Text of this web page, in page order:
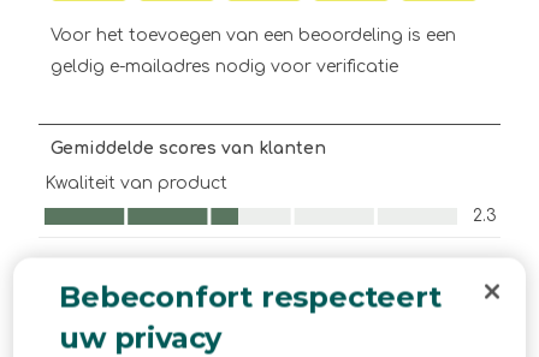
om
het
met
1
ster.
Hiermee
een
vragenformulier.
om
het
met
2
sterren.
Hiermee
een
vragenformulier.
om
het
met
3
sterren.
Hiermee
een
om
het
met
een
om
een
Voor het toevoegen van een beoordeling is een
geldig e-mailadres nodig voor verificatie
Gemiddelde scores van klanten
Kwaliteit van product
Kwaliteit van product, 2.3 van 5
2.3
Onderwerpen en beoordelingen zoeken per regio
Bebeconfort respecteert
uw privacy